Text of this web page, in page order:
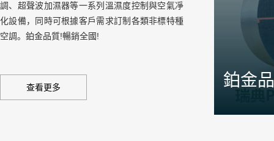
調、超聲波加濕器等一系列溫濕度控制與空氣凈
化設備，同時可根據客戶需求訂制各類非標特種
空調。鉑金品質!暢銷全國!
查看更多 鉑金